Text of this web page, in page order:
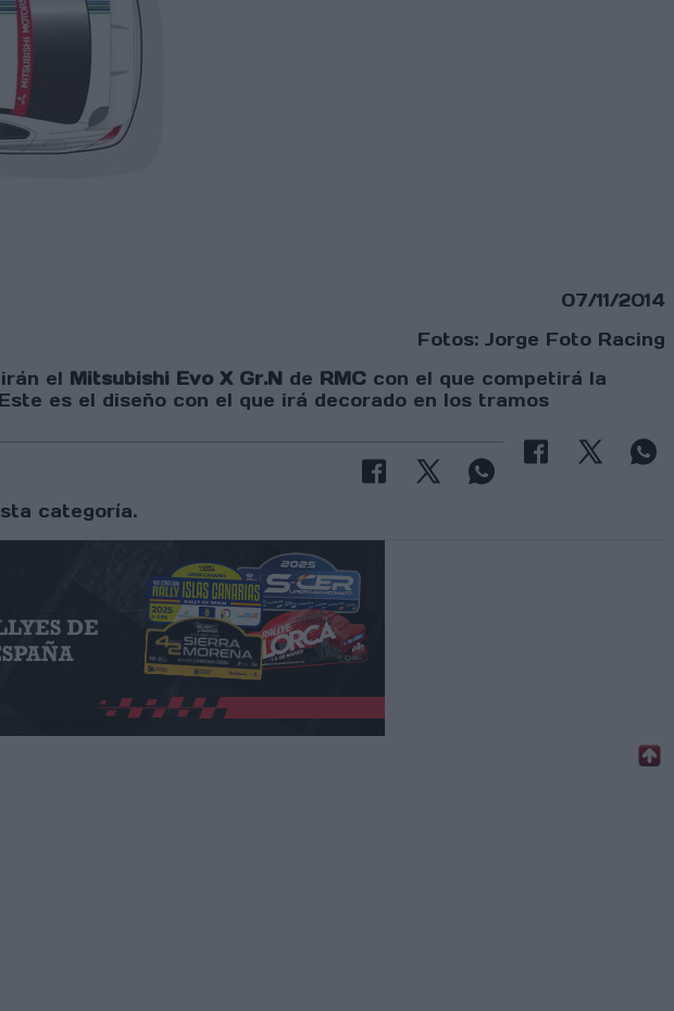
07/11/2014
Fotos: Jorge Foto Racing
el Mitsubishi Evo X Gr.N de RMC con el que competirá la
es el diseño con el que irá decorado en los tramos
categoría.